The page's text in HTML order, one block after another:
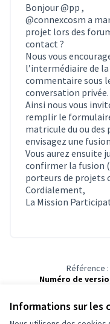
Informations sur les
Bonjour@pp ,
@connexcosm a
projet lors des
contact ?
Nous vous
l’intermédiaire de
commentaire sous
conversation privée.
Ainsi nous vous
remplir le
matricule du ou des
envisagez une
Vous aurez ensuite
confirmer la fusion
porteurs de projets
Cordialement,
La Mission
Référence :
Numéro de